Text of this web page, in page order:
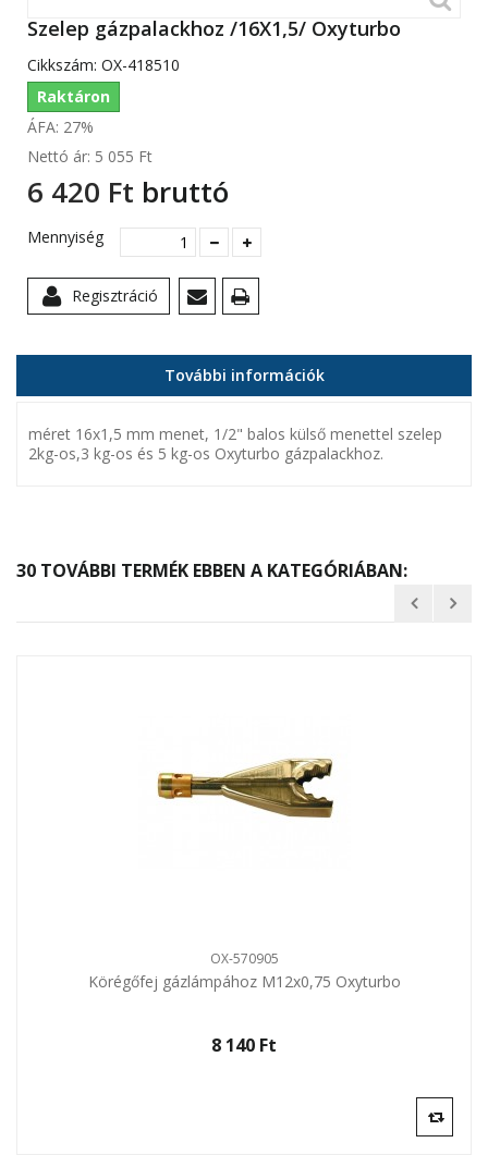
Szelep gázpalackhoz /16X1,5/ Oxyturbo
Cikkszám: OX-418510
Raktáron
ÁFA: 27%
Nettó ár: 5 055 Ft‎
6 420 Ft‎ bruttó
Mennyiség
Regisztráció
További információk
méret 16x1,5 mm menet, 1/2" balos külső menettel szelep
2kg-os,3 kg-os és 5 kg-os Oxyturbo gázpalackhoz.
30 TOVÁBBI TERMÉK EBBEN A KATEGÓRIÁBAN:
OX-570905
Körégőfej gázlámpához M12x0,75 Oxyturbo
8 140 Ft‎